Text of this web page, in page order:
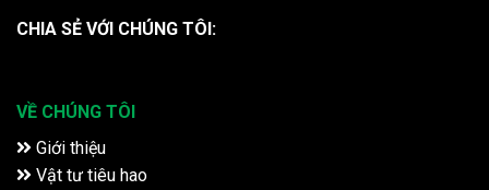
CHIA SẺ VỚI CHÚNG TÔI:
VỀ CHÚNG TÔI
Giới thiệu
Vật tư tiêu hao